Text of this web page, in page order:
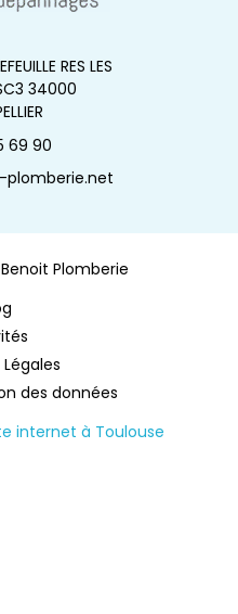
RES LES
34000
69 90
plomberie.net
Plomberie
des données
internet à Toulouse